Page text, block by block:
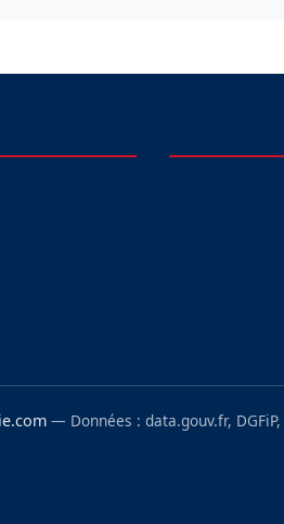
— Données : data.gouv.fr, DGFiP,